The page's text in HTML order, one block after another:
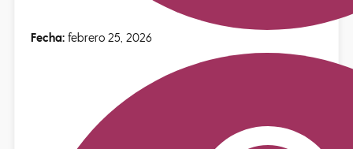
Fecha: febrero 25, 2026